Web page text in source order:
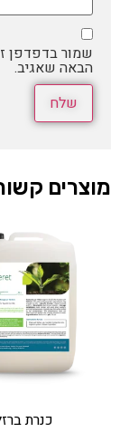
שמור בדפדפן
הבאה שאגיב.
מוצרים
כנרת